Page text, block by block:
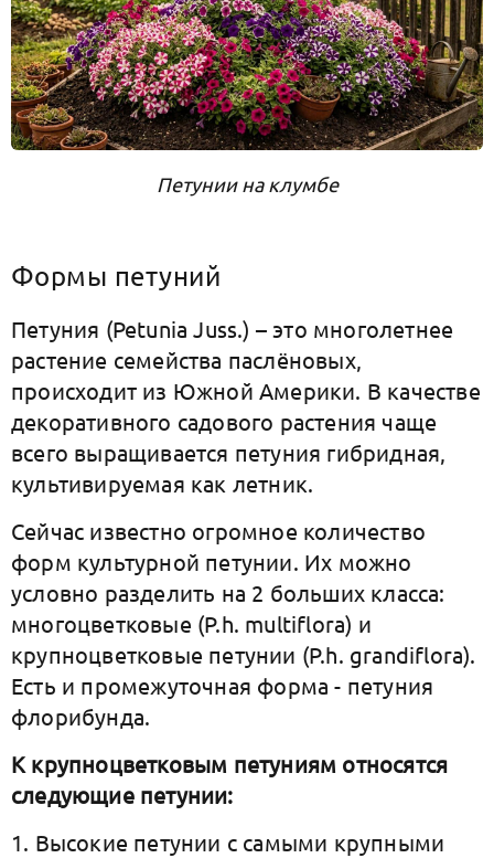
Петунии на клумбе
Формы петуний
Петуния (Petunia Juss.) – это многолетнее
растение семейства паслёновых,
происходит из Южной Америки. В качестве
декоративного садового растения чаще
всего выращивается петуния гибридная,
культивируемая как летник.
Сейчас известно огромное количество
форм культурной петунии. Их можно
условно разделить на 2 больших класса:
многоцветковые (P.h. multiflora) и
крупноцветковые петунии (P.h. grandiflora).
Есть и промежуточная форма - петуния
флорибунда.
К крупноцветковым петуниям относятся
следующие петунии:
1. Высокие петунии с самыми крупными